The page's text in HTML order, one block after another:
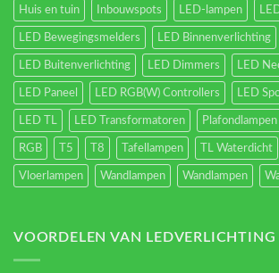
Huis en tuin Inbouwspots LED-lampen
LED Bewegingsmelders LED Binnenverlichting
LED Buitenverlichting LED Dimmers LED
LED Paneel LED RGB(W) Controllers LED
LED TL LED Transformatoren Plafondlampen
RGB T5 T8 Tafellampen TL Waterdicht
Vloerlampen Wandlampen Wandlampen
VOORDELEN VAN LEDVERLICHTING